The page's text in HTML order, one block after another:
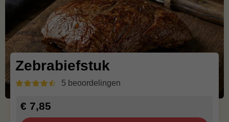
Zebrabiefstuk
5 beoordelingen
€ 7,85